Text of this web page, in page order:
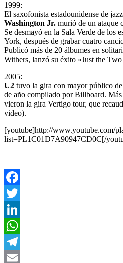
1999:
El saxofonista estadounidense de
Washington Jr. murió de un ataque
Se desmayó en la Sala Verde de los
York, después de grabar cuatro
Publicó más de 20 álbumes en
Withers, lanzó su éxito «Just the
2005:
U2 tuvo la gira con mayor público
de año compilado por Billboard. Más
vieron la gira Vertigo tour, que
video).
[youtube]http://www.youtube.com/
list=PL1C01D7A90947CD0C[/
Facebook
Twitter
LinkedIn
WhatsApp
Telegram